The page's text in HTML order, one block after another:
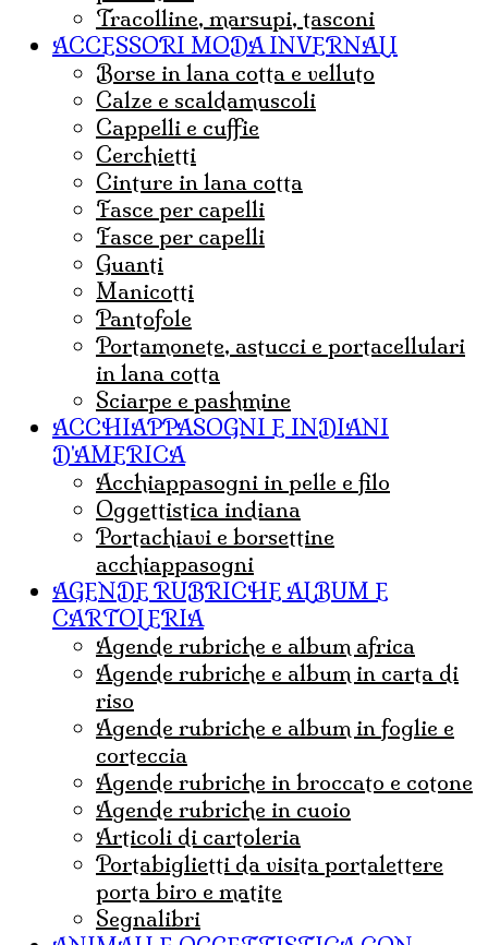
tracolline, marsupi, tasconi
ACCESSORI MODA INVERNALI
borse in lana cotta e velluto
Calze e scaldamuscoli
cappelli e cuffie
Cerchietti
cinture in lana cotta
fasce per capelli
Fasce per capelli
guanti
Manicotti
Pantofole
portamonete, astucci e portacellulari
in lana cotta
sciarpe e pashmine
ACCHIAPPASOGNI E INDIANI
D'AMERICA
acchiappasogni in pelle e filo
Oggettistica indiana
Portachiavi e borsettine
acchiappasogni
AGENDE RUBRICHE ALBUM E
CARTOLERIA
agende rubriche e album africa
agende rubriche e album in carta di
riso
agende rubriche e album in foglie e
corteccia
agende rubriche in broccato e cotone
agende rubriche in cuoio
articoli di cartoleria
portabiglietti da visita portalettere
porta biro e matite
Segnalibri